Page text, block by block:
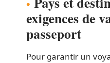
exigences de
passeport
Pour garantir un